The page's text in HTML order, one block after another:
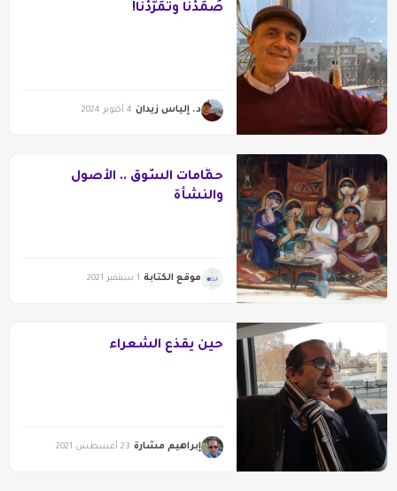
صَمَدْنا وتَمَرَّدْنا!
د. إلياس زيدان 4 أكتوبر 2024
حمَّامات السُّوق .. الأصول
والنشأة
موقع الكتابة 1 سبتمبر 2021
حين يقذع الشعراء
إبراهيم مشارة 23 أغسطس 2021